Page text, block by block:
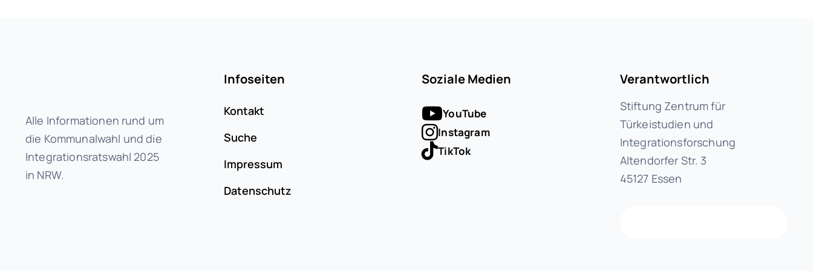
Alle Informationen rund um
die Kommunalwahl und die
Integrationsratswahl 2025
in NRW.
Infoseiten
Kontakt
Suche
Impressum
Datenschutz
Soziale Medien
YouTube
Instagram
TikTok
Verantwortlich
Stiftung Zentrum für
Türkeistudien und
Integrationsforschung
Altendorfer Str. 3
45127 Essen